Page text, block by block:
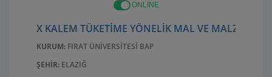
ONLINE
X KALEM TÜKETIME YÖNELIK MAL VE MALZEME
KURUM: FIRAT ÜNIVERSITESI BAP
ŞEHIR: ELAZIĞ